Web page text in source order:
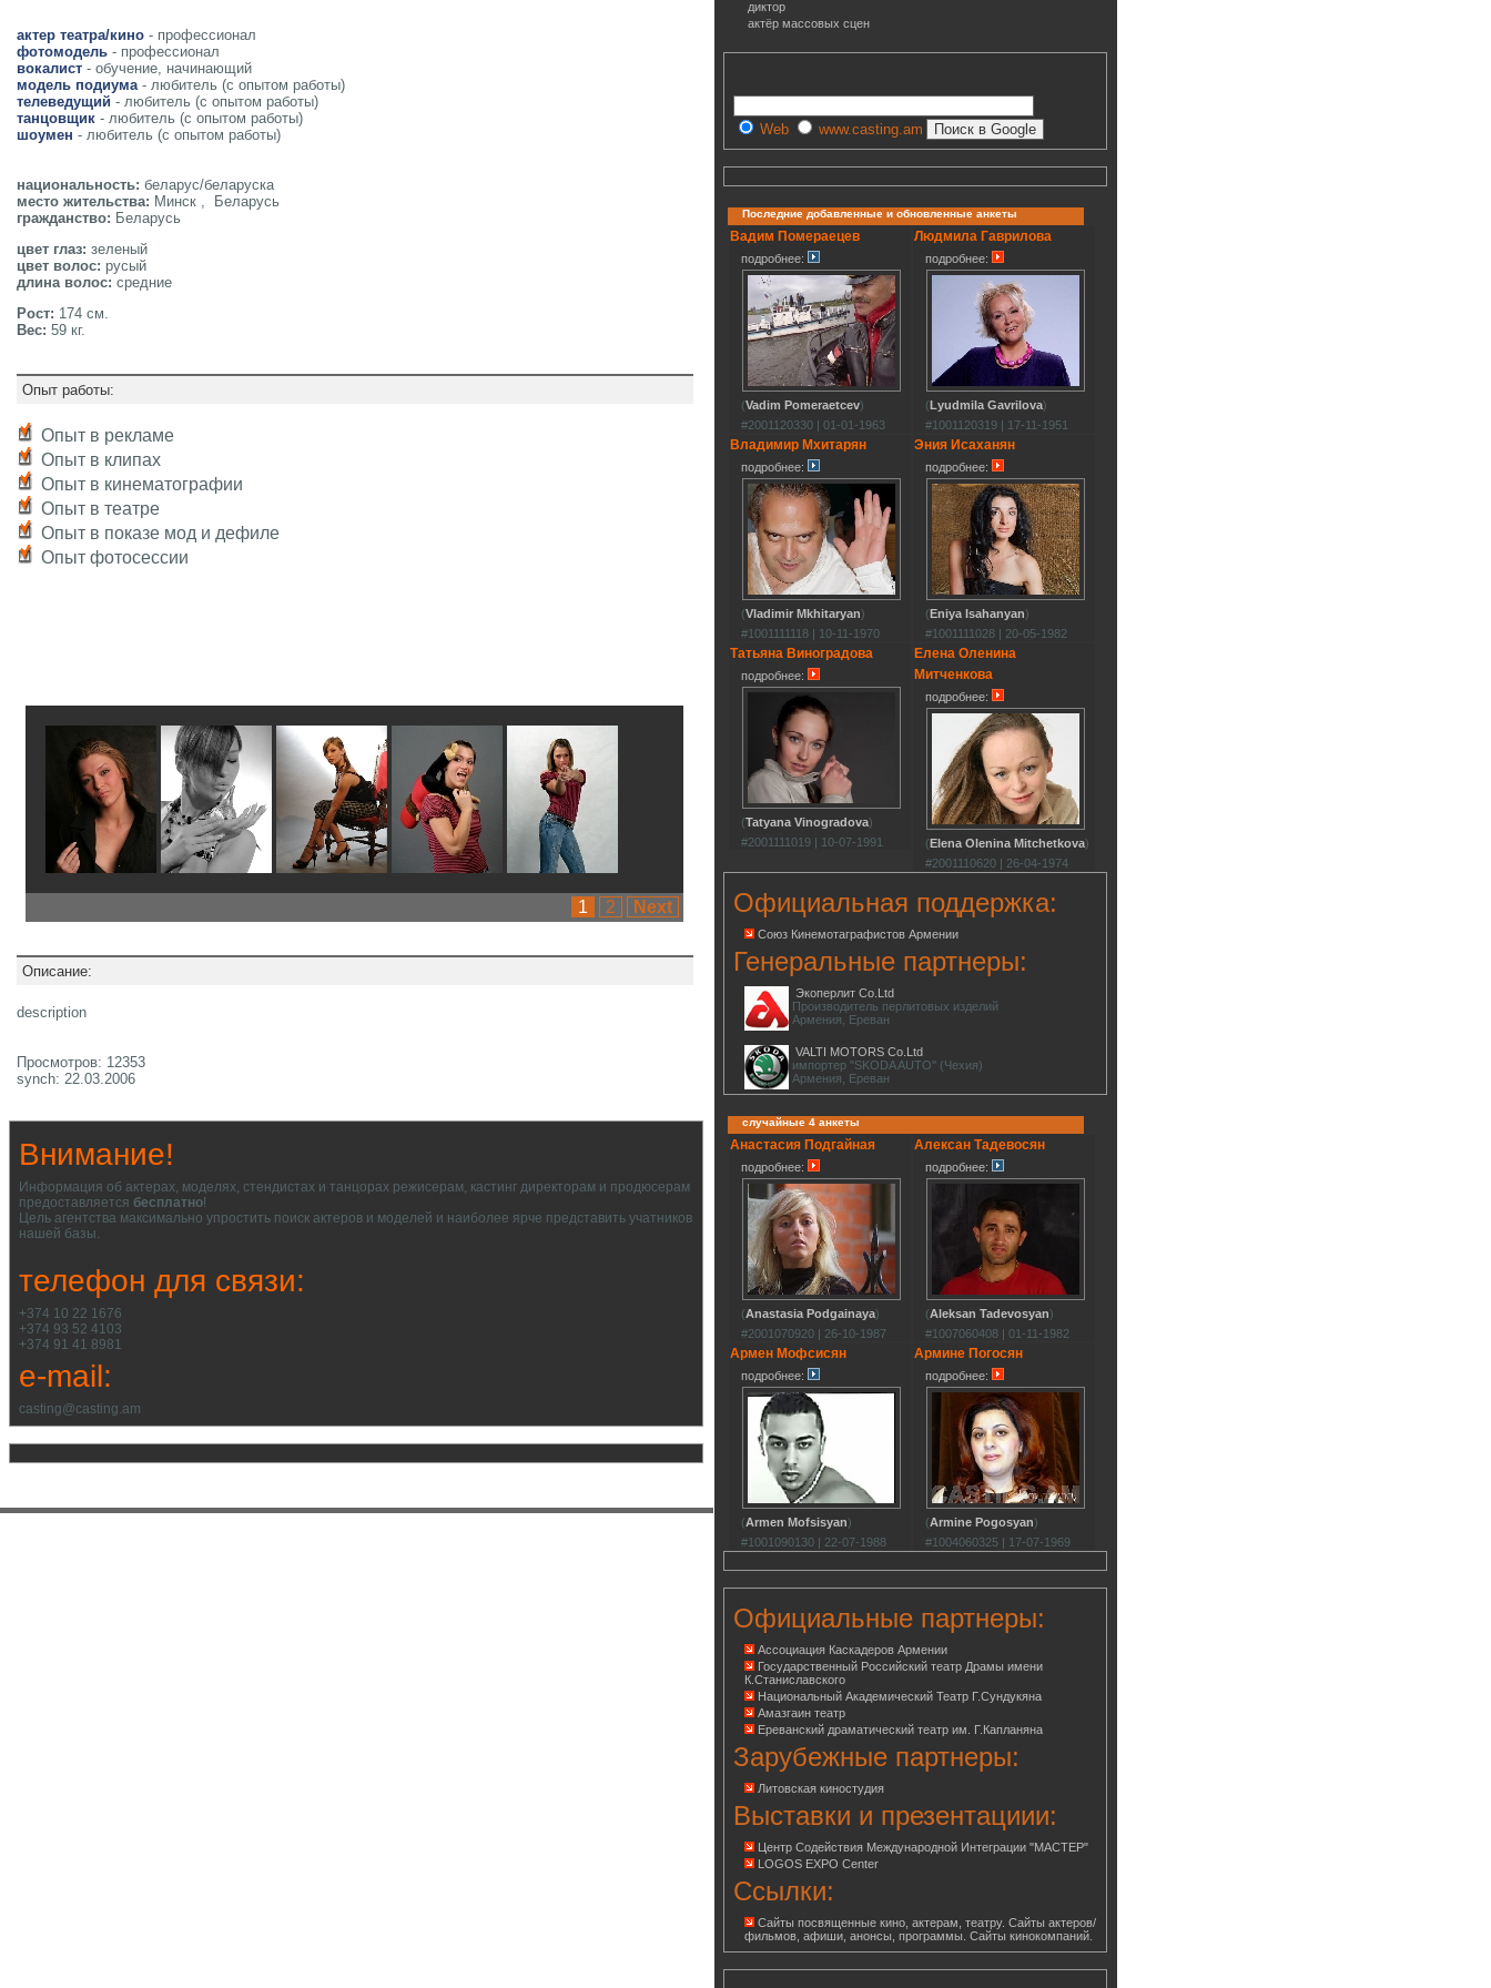
актер театра/кино - профессионал
фотомодель - профессионал
вокалист - обучение, начинающий
модель подиума - любитель (с опытом работы)
телеведущий - любитель (с опытом работы)
танцовщик - любитель (с опытом работы)
шоумен - любитель (с опытом работы)
национальность: беларус/беларуска
место жительства: Минск , Беларусь
гражданство: Беларусь
цвет глаз: зеленый
цвет волос: русый
длина волос: средние
Рост: 174 см.
Вес: 59 кг.
Опыт работы:
Опыт в рекламе
Опыт в клипах
Опыт в кинематографии
Опыт в театре
Опыт в показе мод и дефиле
Опыт фотосессии
1 2 Next
Описание:
description
Просмотров: 12353
synch: 22.03.2006
Внимание!
Информация об актерах, моделях, стендистах и танцорах режисерам, кастинг директорам и продюсерам
предоставляется бесплатно!
Цель агентства максимально упростить поиск актеров и моделей и наиболее ярче представить учатников
нашей базы.
телефон для связи:
+374 10 22 1676
+374 93 52 4103
+374 91 41 8981
e-mail:
casting@casting.am
диктор
актёр массовых сцен
Web www.casting.am
Последние добавленные и обновленные анкеты
Вадим Помераецев
подробнее:
(Vadim Pomeraetcev)
#2001120330 | 01-01-1963
Людмила Гаврилова
подробнее:
(Lyudmila Gavrilova)
#1001120319 | 17-11-1951
Владимир Мхитарян
подробнее:
(Vladimir Mkhitaryan)
#1001111118 | 10-11-1970
Эния Исаханян
подробнее:
(Eniya Isahanyan)
#1001111028 | 20-05-1982
Татьяна Виноградова
подробнее:
(Tatyana Vinogradova)
#2001111019 | 10-07-1991
Елена Оленина
Митченкова
подробнее:
(Elena Olenina Mitchetkova)
#2001110620 | 26-04-1974
Официальная поддержка:
Союз Кинемотаграфистов Армении
Генеральные партнеры:
Экоперлит Co.Ltd
Производитель перлитовых изделий
Армения, Ереван
VALTI MOTORS Co.Ltd
импортер "SKODA AUTO" (Чехия)
Армения, Ереван
случайные 4 анкеты
Анастасия Подгайная
подробнее:
(Anastasia Podgainaya)
#2001070920 | 26-10-1987
Алексан Тадевосян
подробнее:
(Aleksan Tadevosyan)
#1007060408 | 01-11-1982
Армен Мофсисян
подробнее:
(Armen Mofsisyan)
#1001090130 | 22-07-1988
Армине Погосян
подробнее:
(Armine Pogosyan)
#1004060325 | 17-07-1969
Официальные партнеры:
Ассоциация Каскадеров Армении
Государственный Российский театр Драмы имени
К.Станиславского
Национальный Академический Театр Г.Сундукяна
Амазгаин театр
Ереванский драматический театр им. Г.Капланяна
Зарубежные партнеры:
Литовская киностудия
Выставки и презентациии:
Центр Содействия Международной Интеграции "МАСТЕР"
LOGOS EXPO Center
Ссылки:
Сайты посвященные кино, актерам, театру. Сайты актеров/
фильмов, афиши, анонсы, программы. Сайты кинокомпаний.